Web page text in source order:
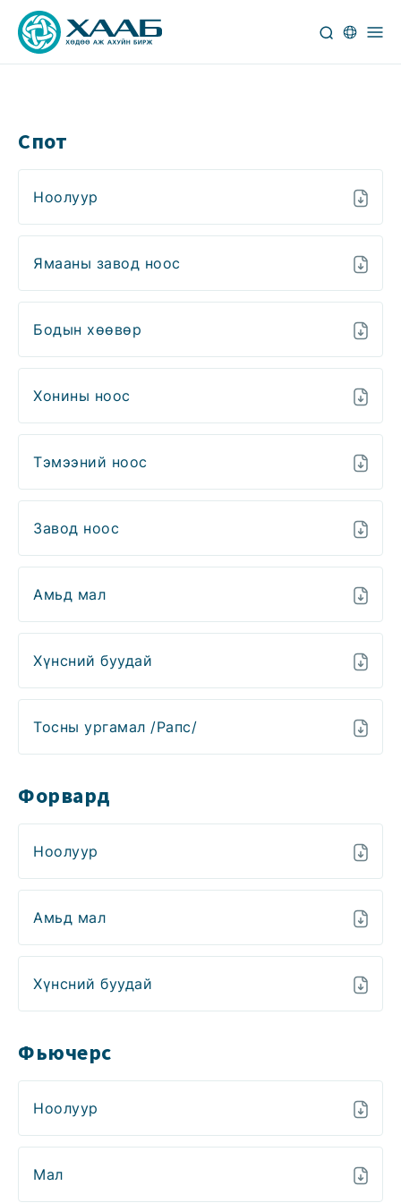
Спот
Ноолуур
Ямааны завод ноос
Бодын хөөвөр
Хонины ноос
Тэмээний ноос
Завод ноос
Амьд мал
Хүнсний буудай
Тосны ургамал /Рапс/
Форвард
Ноолуур
Амьд мал
Хүнсний буудай
Фьючерс
Ноолуур
Мал